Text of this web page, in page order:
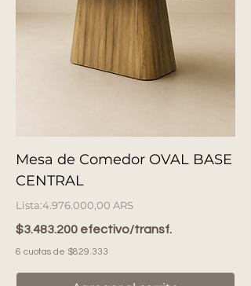
Mesa de Comedor OVAL BASE
CENTRAL
Precio4.976.000,00 ARS
$3.483.200 efectivo/transf.
6 cuotas de $829.333